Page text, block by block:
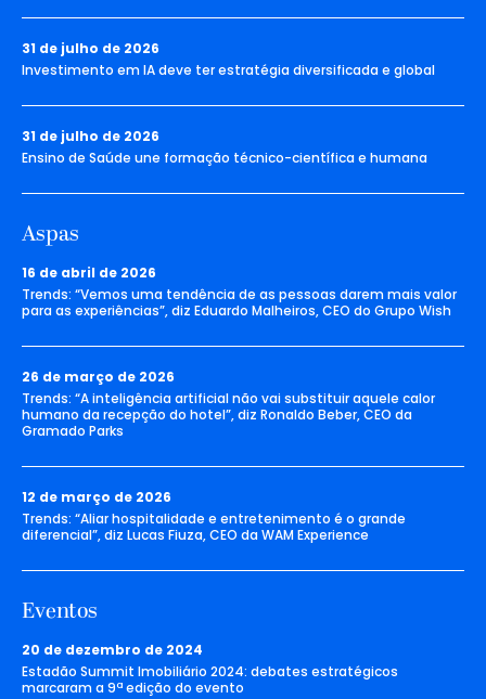
31 de julho de 2026
Investimento em IA deve ter estratégia diversificada e global
31 de julho de 2026
Ensino de Saúde une formação técnico-científica e humana
Aspas
16 de abril de 2026
Trends: “Vemos uma tendência de as pessoas darem mais valor
para as experiências”, diz Eduardo Malheiros, CEO do Grupo Wish
26 de março de 2026
Trends: “A inteligência artificial não vai substituir aquele calor
humano da recepção do hotel”, diz Ronaldo Beber, CEO da
Gramado Parks
12 de março de 2026
Trends: “Aliar hospitalidade e entretenimento é o grande
diferencial”, diz Lucas Fiuza, CEO da WAM Experience
Eventos
20 de dezembro de 2024
Estadão Summit Imobiliário 2024: debates estratégicos
marcaram a 9ª edição do evento